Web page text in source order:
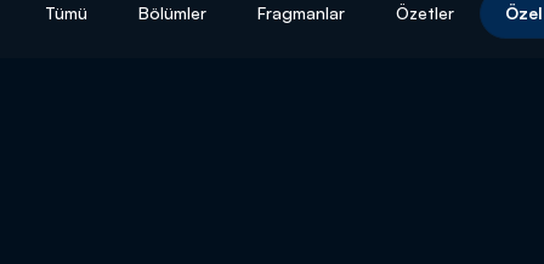
Tümü Bölümler Fragmanlar Özetler